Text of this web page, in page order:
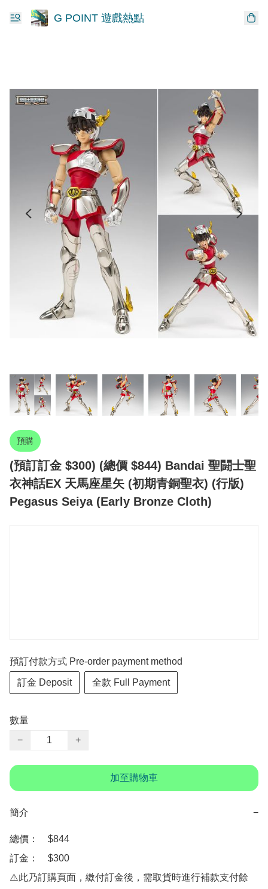
G POINT 遊戲熱點
預購
(預訂訂金 $300) (總價 $844) Bandai 聖闘士聖
衣神話EX 天馬座星矢 (初期青銅聖衣) (行版)
Pegasus Seiya (Early Bronze Cloth)
預訂付款方式 Pre-order payment method
訂金 Deposit 全款 Full Payment
數量
−
+
加至購物車
簡介 −
總價：　$844
訂金：　$300
⚠️此乃訂購頁面，繳付訂金後，需取貨時進行補款支付餘